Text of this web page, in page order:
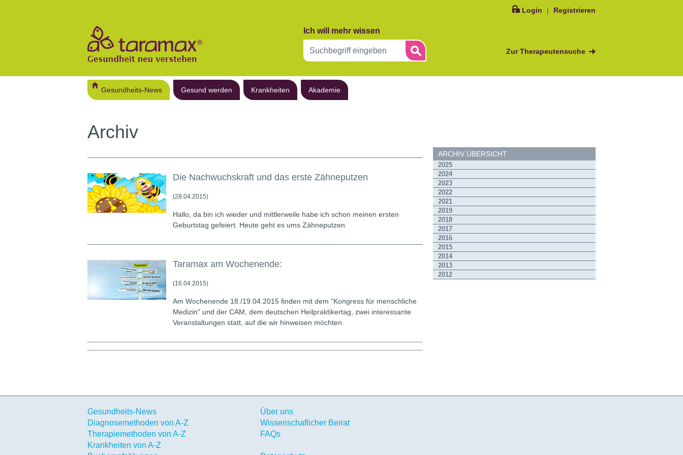
Login | Registrieren
Ich will mehr wissen
Zur Therapeutensuche
Gesundheits-News Gesund werden Krankheiten Akademie
Archiv
Die Nachwuchskraft und das erste Zähneputzen
(28.04.2015)
Hallo, da bin ich wieder und mittlerweile habe ich schon meinen ersten
Geburtstag gefeiert. Heute geht es ums Zähneputzen.
Taramax am Wochenende:
(16.04.2015)
Am Wochenende 18./19.04.2015 finden mit dem "Kongress für menschliche
Medizin" und der CAM, dem deutschen Heilpraktikertag, zwei interessante
Veranstaltungen statt, auf die wir hinweisen möchten.
ARCHIV ÜBERSICHT
2025
2024
2023
2022
2021
2019
2018
2017
2016
2015
2014
2013
2012
Gesundheits-News
Diagnosemethoden von A-Z
Therapiemethoden von A-Z
Krankheiten von A-Z
Über uns
Wissenschaflicher Beirat
FAQs